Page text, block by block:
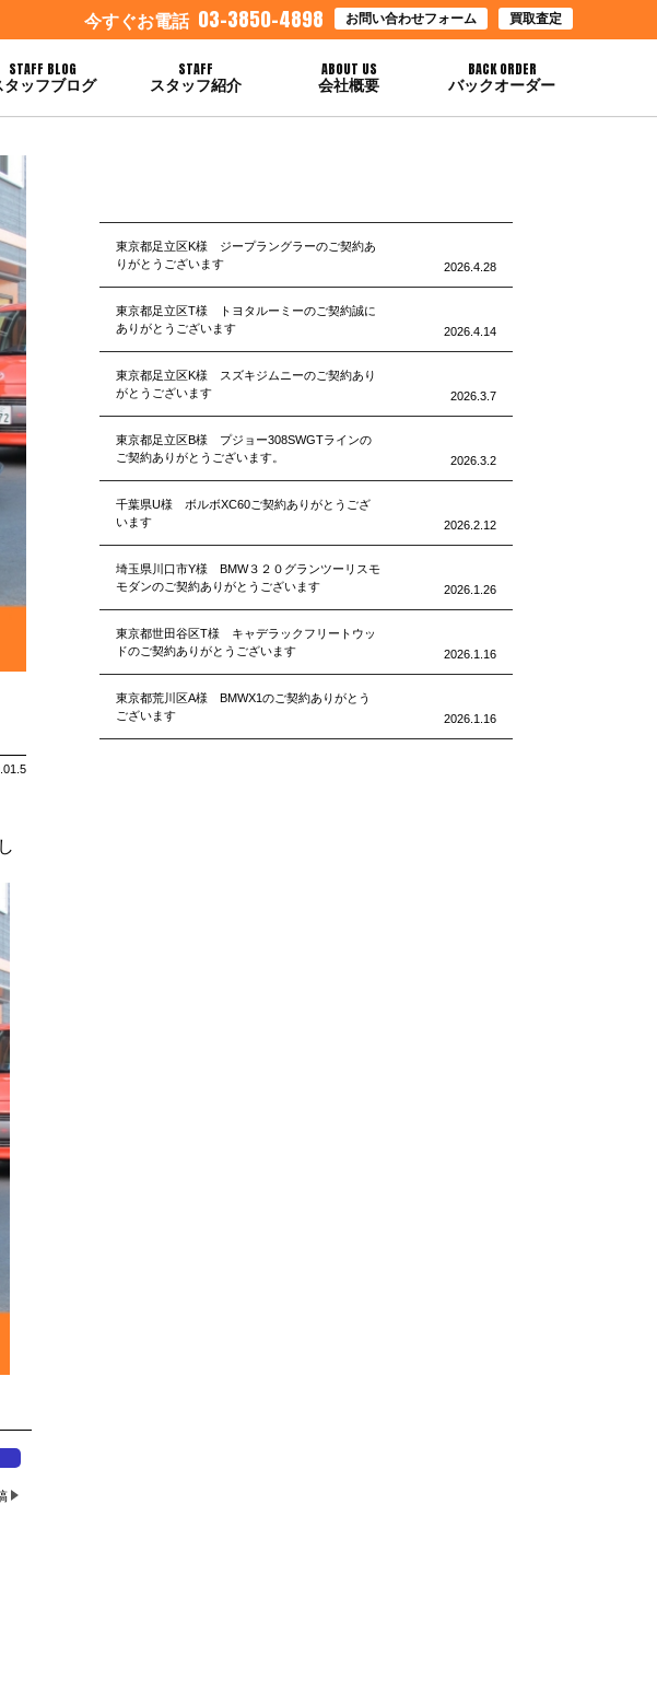
今すぐお電話 03-3850-4898 お問い合わせフォーム 買取査定
STAFF BLOG
タッフブログ
STAFF
スタッフ紹介
ABOUT US
会社概要
BACK ORDER
バックオーダー
東京都足立区K様 ジープラングラーのご契約あ
りがとうございます
2026.4.28
東京都足立区T様 トヨタルーミーのご契約誠に
ありがとうございます
2026.4.14
東京都足立区K様 スズキジムニーのご契約あり
がとうございます
2026.3.7
東京都足立区B様 プジョー308SWGTラインの
ご契約ありがとうございます。
2026.3.2
千葉県U様 ボルボXC60ご契約ありがとうござ
います
2026.2.12
埼玉県川口市Y様 BMW３２０グランツーリスモ
モダンのご契約ありがとうございます
2026.1.26
東京都世田谷区T様 キャデラックフリートウッ
ドのご契約ありがとうございます
2026.1.16
東京都荒川区A様 BMWX1のご契約ありがとう
ございます
2026.1.16